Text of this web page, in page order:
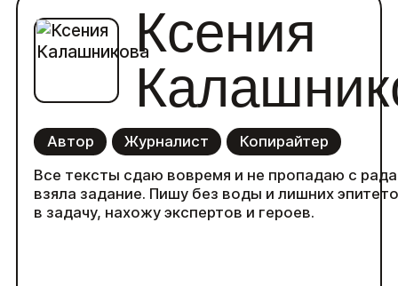
Ксения
Автор Журналист
Копирайтер
Все тексты сдаю вовремя и не пропадаю с
взяла задание. Пишу без воды и лишних
в задачу, нахожу экспертов и героев.